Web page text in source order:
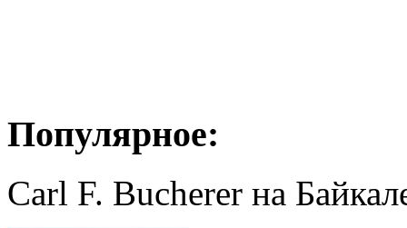
Популярное:
Carl F. Bucherer на